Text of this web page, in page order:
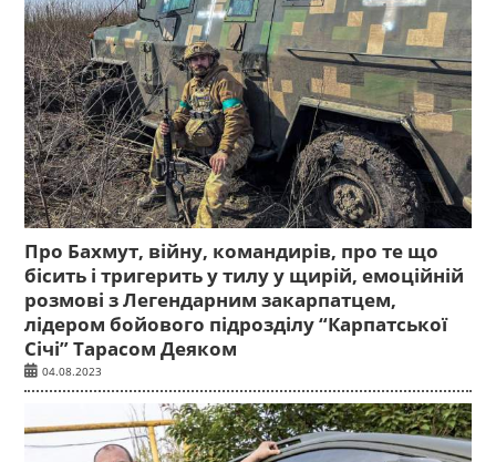
Про Бахмут, війну, командирів, про те що
бісить і тригерить у тилу у щирій, емоційній
розмові з Легендарним закарпатцем,
лідером бойового підрозділу “Карпатської
Січі” Тарасом Деяком
04.08.2023